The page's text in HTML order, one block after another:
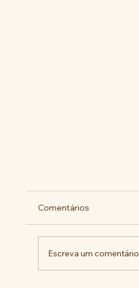
Comentários
Escreva um comentário